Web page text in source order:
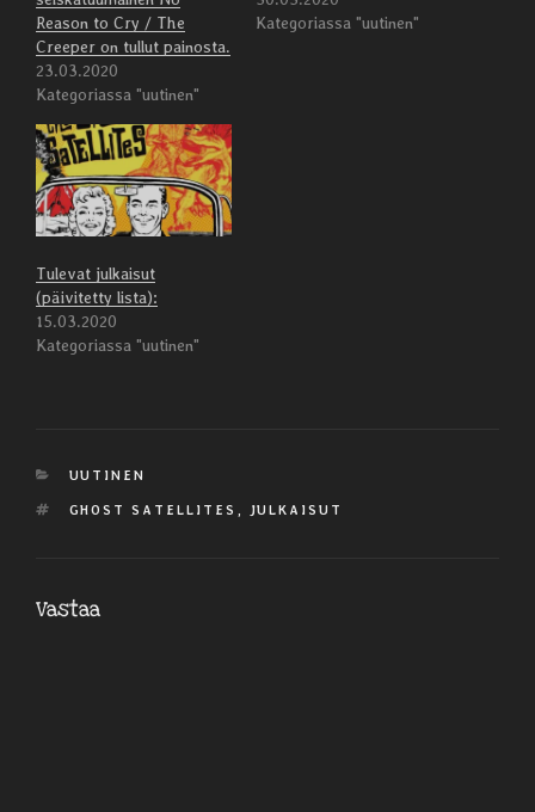
Reason to Cry / The
Creeper on tullut painosta.
23.03.2020
Kategoriassa "uutinen"
Kategoriassa "uutinen"
Tulevat julkaisut
(päivitetty lista):
15.03.2020
Kategoriassa "uutinen"
KATEGORIAT
UUTINEN
AVAINSANAT
GHOST SATELLITES , JULKAISUT
Vastaa